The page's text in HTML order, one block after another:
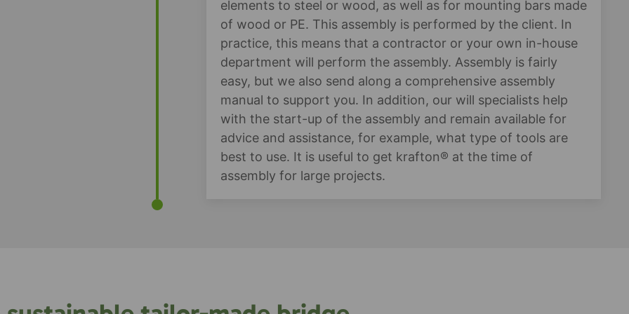
elements to steel or wood, as well as for mounting bars made
of wood or PE. This assembly is performed by the client. In
practice, this means that a contractor or your own in-house
department will perform the assembly. Assembly is fairly
easy, but we also send along a comprehensive assembly
manual to support you. In addition, our will specialists help
with the start-up of the assembly and remain available for
advice and assistance, for example, what type of tools are
best to use. It is useful to get krafton® at the time of
assembly for large projects.